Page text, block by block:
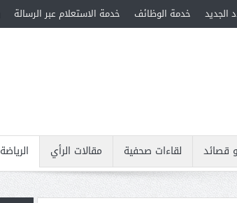
الجديد خدمة الوظائف خدمة الاستعلام عبر الرسالة
قصائد لقاءات صحفية مقالات الرأي
الرياضة